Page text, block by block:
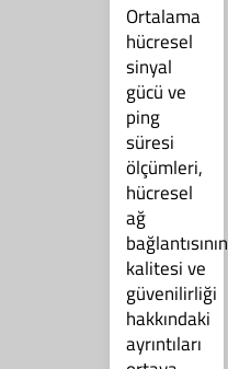
Ortalama
hücresel
sinyal
gücü ve
ping
süresi
ölçümleri,
hücresel
ağ
bağlantısının
kalitesi ve
güvenilirliği
hakkındaki
ayrıntıları